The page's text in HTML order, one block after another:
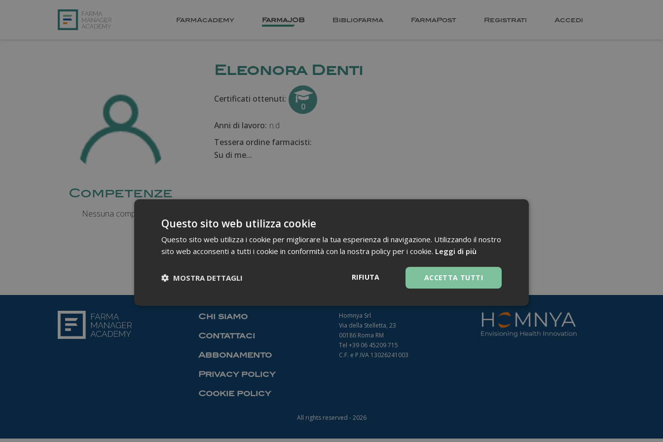
FarmAcademy FarmaJOB Bibliofarma FarmaPost Registrati Accedi
Competenze
Nessuna competenza
Eleonora Denti
Certificati ottenuti:
0
Anni di lavoro: n.d.
Tessera ordine farmacisti:
Su di me...
Chi siamo
Contattaci
Abbonamento
Privacy policy
Cookie policy
Homnya Srl
Via della Stelletta, 23
00186 Roma RM
Tel +39 06 45209 715
C.F. e P.IVA 13026241003
All rights reserved - 2026
Questo sito web utilizza cookie
Questo sito web utilizza i cookie per migliorare la tua esperienza di navigazione. Utilizzando il nostro
sito web acconsenti a tutti i cookie in conformità con la nostra policy per i cookie. Leggi di più
ACCETTA TUTTI
RIFIUTA
MOSTRA DETTAGLI
Necessari
I cookie necessari contribuiscono a rendere fruibile il sito web abilitandone funzionalità di base quali la navigazione sulle
Scadenza
Descrizione
.farmamanager.academy
mese
Analytics, che è un aggiornamento significativo del